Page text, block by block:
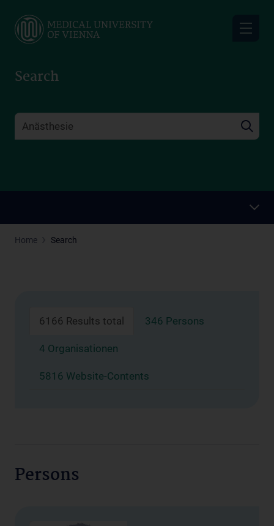
main
Search
Home Search
6166 Results total 346 Persons
4 Organisationen
5816 Website-Contents
Persons